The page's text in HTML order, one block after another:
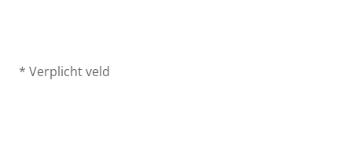
* Verplicht veld